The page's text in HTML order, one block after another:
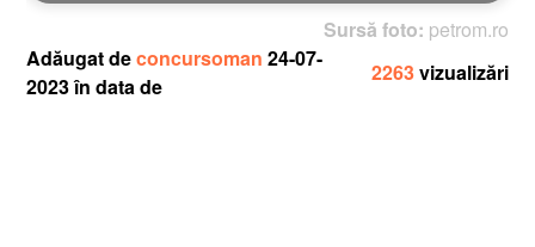
Sursă foto:petrom.ro
Adăugat deconcursoman24-07-
2023 în data de
2263vizualizări